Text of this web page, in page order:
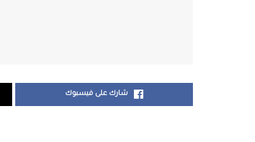
شارك على فيسبوك